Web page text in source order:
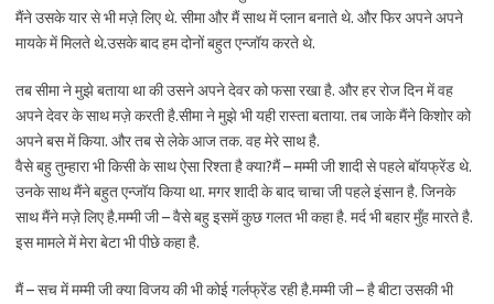
मैंने उसके यार से भी मज़े लिए थे. सीमा और मैं साथ में प्लान बनाते थे. और फिर अपने अपने
मायके में मिलते थे.उसके बाद हम दोनों बहुत एन्जॉय करते थे.
तब सीमा ने मुझे बताया था की उसने अपने देवर को फसा रखा है. और हर रोज दिन में वह
अपने देवर के साथ मज़े करती है.सीमा ने मुझे भी यही रास्ता बताया. तब जाके मैंने किशोर को
अपने बस में किया. और तब से लेके आज तक. वह मेरे साथ है.
वैसे बहु तुम्हारा भी किसी के साथ ऐसा रिश्ता है क्या?मैं – मम्मी जी शादी से पहले बॉयफ्रेंड थे.
उनके साथ मैंने बहुत एन्जॉय किया था. मगर शादी के बाद चाचा जी पहले इंसान है. जिनके
साथ मैंने मज़े लिए है.मम्मी जी – वैसे बहु इसमें कुछ गलत भी कहा है. मर्द भी बहार मुँह मारते है.
इस मामले में मेरा बेटा भी पीछे कहा है.
मैं – सच में मम्मी जी क्या विजय की भी कोई गर्लफ्रेंड रही है.मम्मी जी – है बीटा उसकी भी